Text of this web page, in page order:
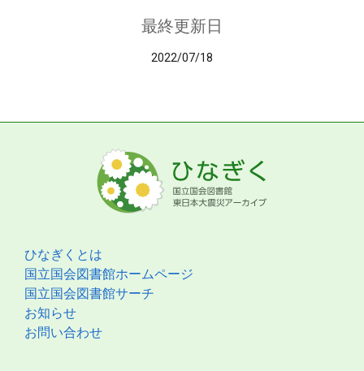
最終更新日
2022/07/18
ひなぎくとは
国立国会図書館ホームページ
国立国会図書館サーチ
お知らせ
お問い合わせ